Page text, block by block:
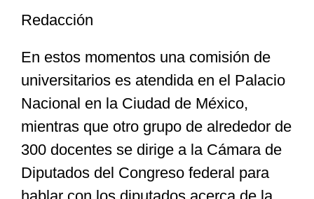
Especiales
Nacional
Opinión
Redacción
En estos momentos una comisión de
universitarios es atendida en el Palacio
Nacional en la Ciudad de México,
mientras que otro grupo de alrededor de
300 docentes se dirige a la Cámara de
Diputados del Congreso federal para